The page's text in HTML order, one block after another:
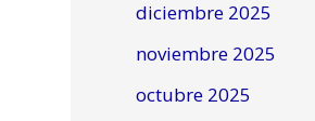
diciembre 2025
noviembre 2025
octubre 2025